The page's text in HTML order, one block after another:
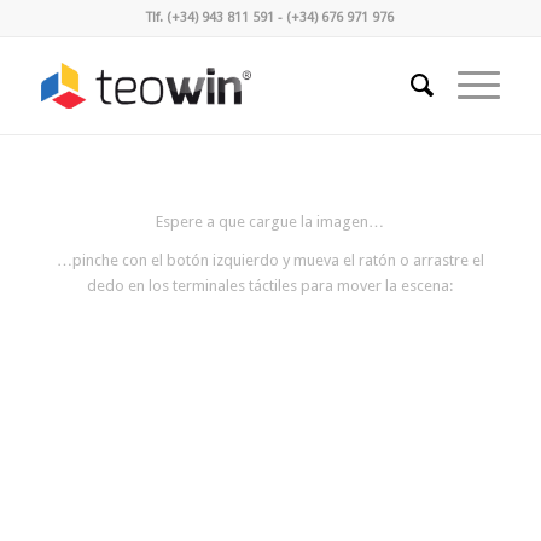
Tlf. (+34) 943 811 591 - (+34) 676 971 976
Espere a que cargue la imagen…
…pinche con el botón izquierdo y mueva el ratón o arrastre el
dedo en los terminales táctiles para mover la escena: